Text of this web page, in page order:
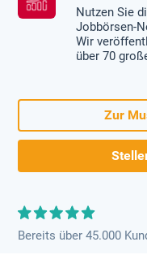
Nutzen Sie
Jobbörsen-
Wir
über 70
Zur
Bereits über 45.000